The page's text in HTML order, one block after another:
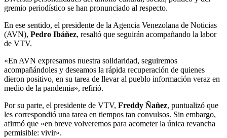
gremio periodístico se han pronunciado al respecto.
En ese sentido, el presidente de la Agencia Venezolana de Noticias
(AVN), Pedro Ibáñez, resaltó que seguirán acompañando la labor
de VTV.
«En AVN expresamos nuestra solidaridad, seguiremos
acompañándoles y deseamos la rápida recuperación de quienes
dieron positivo, en su tarea de llevar al pueblo información veraz en
medio de la pandemia», refirió.
Por su parte, el presidente de VTV, Freddy Ñañez, puntualizó que
les correspondió una tarea en tiempos tan convulsos. Sin embargo,
afirmó que «en breve volveremos para acometer la única revancha
permisible: vivir».